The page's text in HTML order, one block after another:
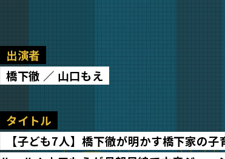
出演者
橋下徹 ／ 山口もえ
タイトル
【子ども7人】橋下徹が明かす橋下家の子